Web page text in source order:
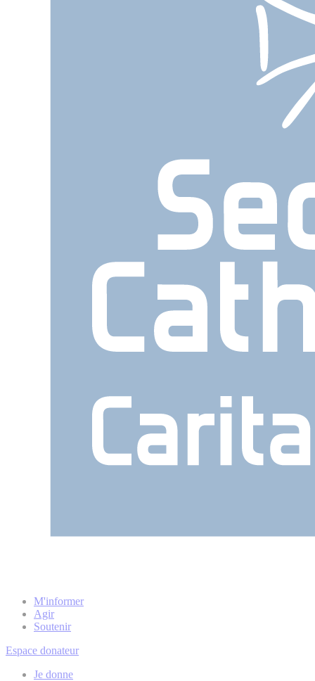
M'informer
Agir
Soutenir
Espace donateur
Je donne